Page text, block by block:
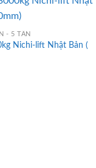
- 5 TẤN
Nichi-lift Nhật Bản (